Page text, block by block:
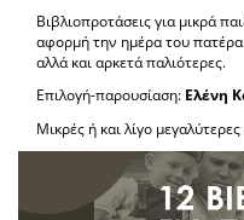
Βιβλιοπροτάσεις για μικρά
αφορμή την ημέρα του
αλλά και αρκετά παλιότερες.
Επιλογή-παρουσίαση: Ελένη
Μικρές ή και λίγο